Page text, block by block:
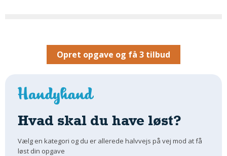
Udendørs
Kan Det Males?
MURER
Nybygning
Reparationer
Opret opgave og få 3 tilbud
Hvad skal du have løst?
Vælg en kategori og du er allerede halvvejs på vej mod at få
løst din opgave